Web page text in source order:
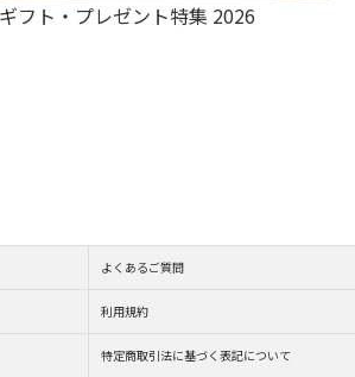
フト・プレゼント特集 2026
よくあるご質問
利用規約
特定商取引法に基づく表記について